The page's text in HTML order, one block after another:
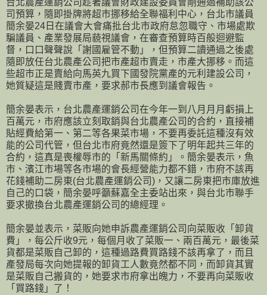
台北農產運銷公司趁著議會財政建設委員會剛通過補助該公
司預算，隨即掛牌將超市挪移給全聯福利中心，台北市議員
簡余晏24日在議會大會痛批台北市政府怠忽職守、市場處欺
騙議員、產業發展局藐視議會，在審查預算時百般迴避監
督，口口聲聲說「謝國雇管不動」，但預算二讀通過之後處
隨即放任台北農產公司把市產超市賣走，市產大挪移 。而這
些超市正是賣給向馬英九買下國發院黨產的元利建設公司，
她質疑這是賤賣市產，要求郝市長應到議會報告。
簡余晏表示，台北農產運銷公司在今年一到八月月月虧損上
百萬元，市府應該立刻取銷與台北農產公司的合約，直接補
貼經費給第一、第二等各果菜市場，不要再委託這種沒有效
能的公司代管，但台北市府竟然還是簽下了明年起共三年的
合約，這真是喪權辱市的「新馬關條約」。簡余晏表示，魚
市、濱江市場等各市場的會長經營能力都不錯，市府不該再
花錢補助二房東(台北農產運銷公司)，又讓二房東把市庫放進
自己的口袋，簡余晏呼籲蘇嘉全主委站出來，與台北市聯手
要求撤換台北農產運銷公司的總經理。
簡余晏並表示，菜販向她申訴農產運銷公司向菜販收「卸貨
費」，每公斤收9元，每個月收了菜販一、兩百萬元，最後菜
貨都是菜販自己卸的，這種過路費買路錢不該再拿了，而且
產發局每次向她提報的卸貨工人數竟然都不同，而卸貨其實
是菜販自己搬貨的，她要求市府拿出魄力，不要再向菜販收
「買路錢」了！